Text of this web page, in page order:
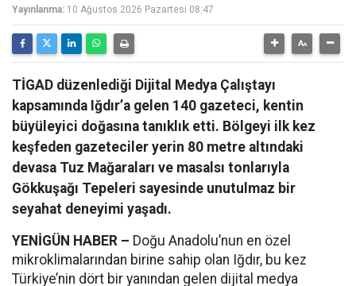
Yayınlanma: 10 Ağustos 2026 Pazartesi 08:47
TİGAD düzenlediği Dijital Medya Çalıştayı
kapsamında Iğdır’a gelen 140 gazeteci, kentin
büyüleyici doğasına tanıklık etti. Bölgeyi ilk kez
keşfeden gazeteciler yerin 80 metre altındaki
devasa Tuz Mağaraları ve masalsı tonlarıyla
Gökkuşağı Tepeleri sayesinde unutulmaz bir
seyahat deneyimi yaşadı.
YENİGÜN HABER – Doğu Anadolu’nun en özel
mikroklimalarından birine sahip olan Iğdır, bu kez
Türkiye’nin dört bir yanından gelen dijital medya